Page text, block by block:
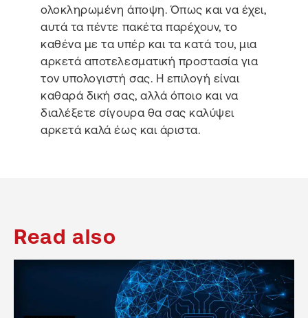
ολοκληρωμένη άποψη. Όπως και να έχει,
αυτά τα πέντε πακέτα παρέχουν, το
καθένα με τα υπέρ και τα κατά του, μια
αρκετά αποτελεσματική προστασία για
τον υπολογιστή σας. Η επιλογή είναι
καθαρά δική σας, αλλά όποιο και να
διαλέξετε σίγουρα θα σας καλύψει
αρκετά καλά έως και άριστα.
Read also